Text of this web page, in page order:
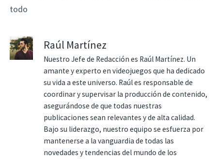
todo
Raúl Martínez
Nuestro Jefe de Redacción es Raúl Martínez. Un
amante y experto en videojuegos que ha dedicado
su vida a este universo. Raúl es responsable de
coordinar y supervisar la producción de contenido,
asegurándose de que todas nuestras
publicaciones sean relevantes y de alta calidad.
Bajo su liderazgo, nuestro equipo se esfuerza por
mantenerse a la vanguardia de todas las
novedades y tendencias del mundo de los